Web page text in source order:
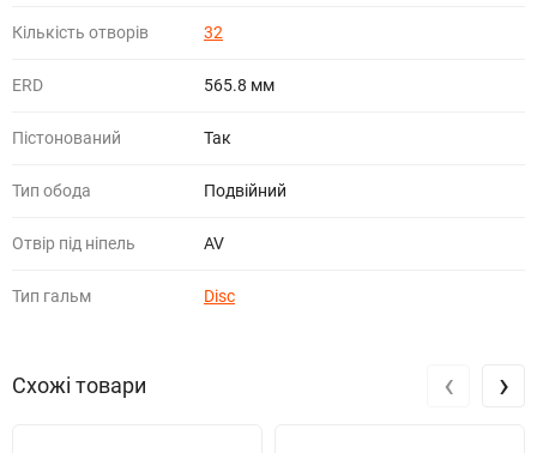
Кількість отворів 32
ERD 565.8 мм
Пістонований Так
Тип обода Подвійний
Отвір під ніпель AV
Тип гальм Disc
Схожі товари ‹ ›